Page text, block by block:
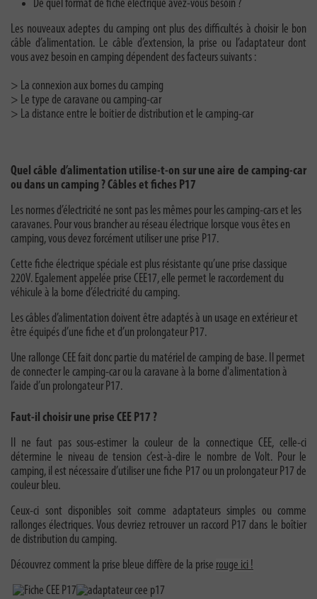
De quel format de fiche électrique avez-vous besoin ?
Les nouveaux adeptes du camping ont plus des difficultés à choisir le bon
câble d’alimentation. Le câble d’extension, la prise ou l’adaptateur dont
vous avez besoin en camping dépendent des facteurs suivants :
> La connexion aux bornes du camping
> Le type de caravane ou camping-car
> La distance entre le boitier de distribution et le camping-car
Quel câble d’alimentation utilise-t-on sur une aire de camping-car
ou dans un camping ? Câbles et fiches P17
Les normes d’électricité ne sont pas les mêmes pour les camping-cars et les
caravanes. Pour vous brancher au réseau électrique lorsque vous êtes en
camping, vous devez forcément utiliser une prise P17.
Cette fiche électrique spéciale est plus résistante qu’une prise classique
220V. Egalement appelée prise CEE17, elle permet le raccordement du
véhicule à la borne d’électricité du camping.
Les câbles d’alimentation doivent être adaptés à un usage en extérieur et
être équipés d’une fiche et d’un prolongateur P17.
Une rallonge CEE fait donc partie du matériel de camping de base. Il permet
de connecter le camping-car ou la caravane à la borne d'alimentation à
l’aide d’un prolongateur P17.
Faut-il choisir une prise CEE P17 ?
Il ne faut pas sous-estimer la couleur de la connectique CEE, celle-ci
détermine le niveau de tension c’est-à-dire le nombre de Volt. Pour le
camping, il est nécessaire d’utiliser une fiche P17 ou un prolongateur P17 de
couleur bleu.
Ceux-ci sont disponibles soit comme adaptateurs simples ou comme
rallonges électriques. Vous devriez retrouver un raccord P17 dans le boîtier
de distribution du camping.
Découvrez comment la prise bleue diffère de la prise rouge ici !